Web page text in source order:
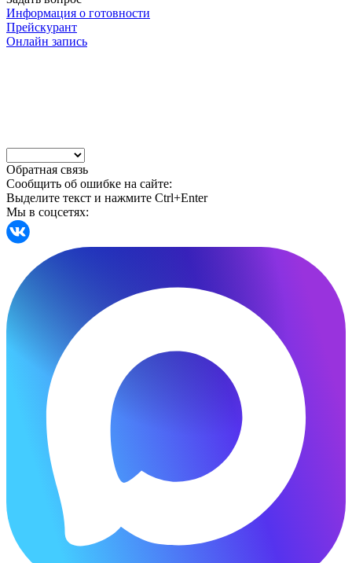
Информация о готовности
Прейскурант
Онлайн запись
Обратная связь
Сообщить об ошибке на сайте:
Выделите текст и нажмите Ctrl+Enter
Мы в соцсетях: